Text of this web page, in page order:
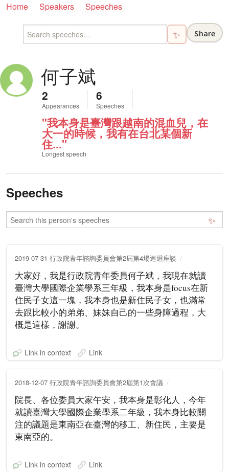
Home Speakers Speeches
✨ Share
何子斌
2
Appearances
6
Speeches
"我本身是臺灣跟越南的混血兒，在
大一的時候，我有在台北某個新
住..."
Longest speech
Speeches
✨
2019-07-31 行政院青年諮詢委員會第2屆第4場巡迴座談
大家好，我是行政院青年委員何子斌，我現在就讀
臺灣大學國際企業學系三年級，我本身是focus在新
住民子女這一塊，我本身也是新住民子女，也滿常
去跟比較小的弟弟、妹妹自己的一些身障過程，大
概是這樣，謝謝。
Link in context Link
2018-12-07 行政院青年諮詢委員會第2屆第1次會議
院長、各位委員大家午安，我本身是彰化人，今年
就讀臺灣大學國際企業學系二年級，我本身比較關
注的議題是東南亞在臺灣的移工、新住民，主要是
東南亞的。
Link in context Link